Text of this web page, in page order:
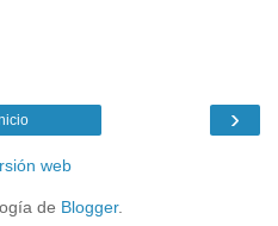
›
web
de Blogger.